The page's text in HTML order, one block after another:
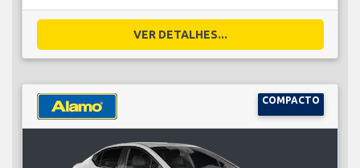
VER DETALHES...
COMPACTO